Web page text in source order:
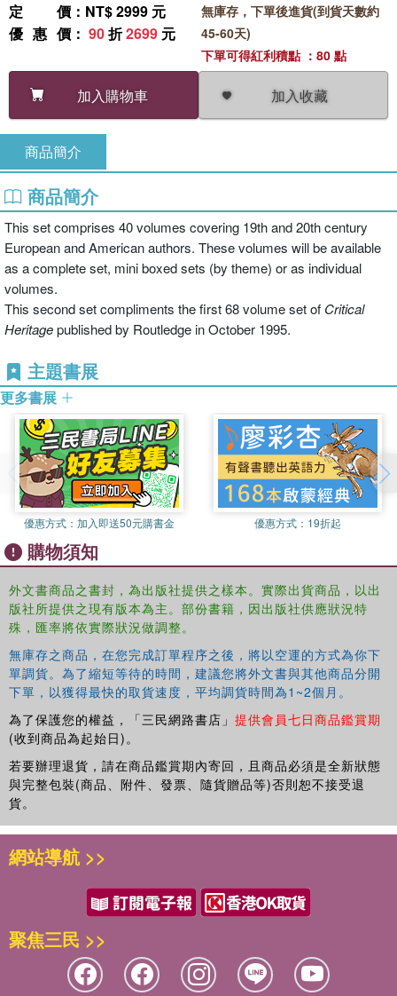
定價 ：NT$ 2999 元
優惠價 ： 90折2699 元
加入購物車 加入收藏
無庫存，下單後進貨(到貨天數約
45-60天)
下單可得紅利積點 ：80 點
商品簡介
商品簡介
This set comprises 40 volumes covering 19th and 20th century
European and American authors. These volumes will be available
as a complete set, mini boxed sets (by theme) or as individual
volumes.
This second set compliments the first 68 volume set of Critical
Heritagepublished by Routledge in October 1995.
主題書展
更多書展
優惠方式： 加入即送50元購書金 優惠方式： 19折起
購物須知
外文書商品之書封，為出版社提供之樣本。實際出貨商品，以出
版社所提供之現有版本為主。部份書籍，因出版社供應狀況特
殊，匯率將依實際狀況做調整。
無庫存之商品，在您完成訂單程序之後，將以空運的方式為你下
單調貨。為了縮短等待的時間，建議您將外文書與其他商品分開
下單，以獲得最快的取貨速度，平均調貨時間為1~2個月。
為了保護您的權益，「三民網路書店」 提供會員七日商品鑑賞期
(收到商品為起始日)。
若要辦理退貨，請在商品鑑賞期內寄回，且商品必須是全新狀態
與完整包裝(商品、附件、發票、隨貨贈品等)否則恕不接受退
貨。
網站導航 >>
聚焦三民 >>